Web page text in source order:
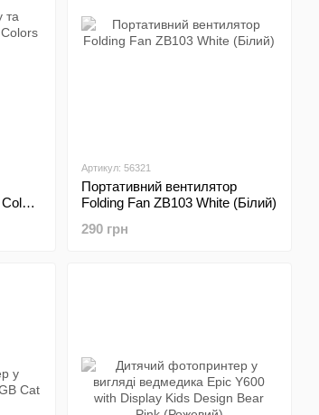
Артикул: 56321
Портативний вентилятор
Folding Fan ZB103 White (Білий)
290 грн